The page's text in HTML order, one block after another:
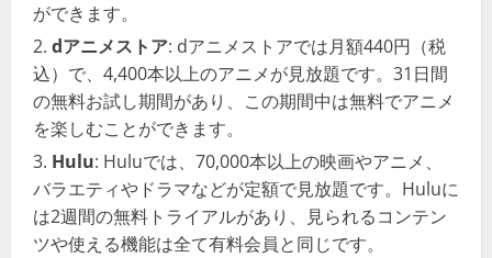
ができます。
dアニメストア: dアニメストアでは月額440円（税
込）で、4,400本以上のアニメが見放題です。31日間
の無料お試し期間があり、この期間中は無料でアニメ
を楽しむことができます。
Hulu: Huluでは、70,000本以上の映画やアニメ、
バラエティやドラマなどが定額で見放題です。Huluに
は2週間の無料トライアルがあり、見られるコンテン
ツや使える機能は全て有料会員と同じです。